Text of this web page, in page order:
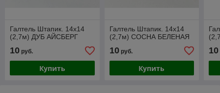
Галтель Штапик. 14х14
(2,7м) ДУБ АЙСБЕРГ
10 руб.
Купить
Галтель Штапик. 14х14
(2,7м) СОСНА БЕЛЕНАЯ
10руб.
Купить
10